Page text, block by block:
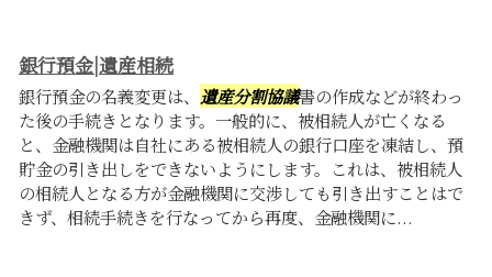
銀行預金|遺産相続
銀行預金の名義変更は、 遺産分割協議書の作成などが終わっ
た後の手続きとなります。一般的に、被相続人が亡くなる
と、金融機関は自社にある被相続人の銀行口座を凍結し、預
貯金の引き出しをできないようにします。これは、被相続人
の相続人となる方が金融機関に交渉しても引き出すことはで
きず、相続手続きを行なってから再度、金融機関に...